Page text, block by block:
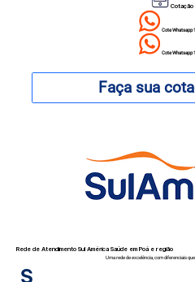
Cotação
Cote Whatsapp
Cote Whatsapp
Faça sua
Rede de Atendimento Sul América Saúde em Poá e região
Uma rede de excelência, com diferenciais